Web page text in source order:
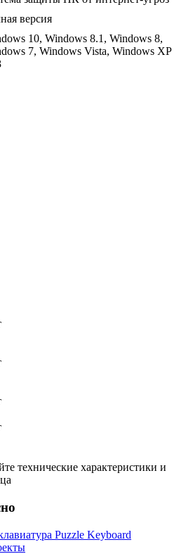
версия
10, Windows 8.1, Windows 8,
7, Windows Vista, Windows XP
технические характеристики и
Puzzle Keyboard